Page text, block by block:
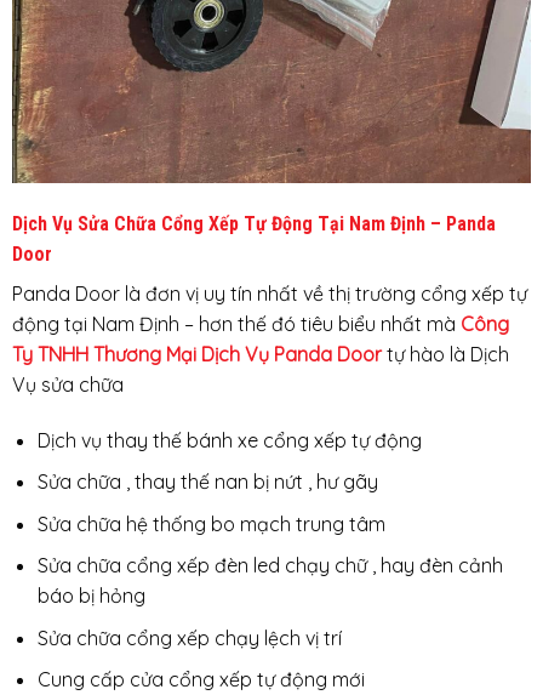
Dịch Vụ Sửa Chữa Cổng Xếp Tự Động Tại Nam Định – Panda
Door
Panda Door là đơn vị uy tín nhất về thị trường cổng xếp tự
động tại Nam Định – hơn thế đó tiêu biểu nhất mà Công
Ty TNHH Thương Mại Dịch Vụ Panda Door tự hào là Dịch
Vụ sửa chữa
Dịch vụ thay thế bánh xe cổng xếp tự động
Sửa chữa , thay thế nan bị nứt , hư gãy
Sửa chữa hệ thống bo mạch trung tâm
Sửa chữa cổng xếp đèn led chạy chữ , hay đèn cảnh
báo bị hỏng
Sửa chữa cổng xếp chạy lệch vị trí
Cung cấp cửa cổng xếp tự động mới